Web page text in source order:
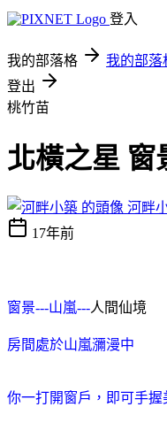
登入
我的部落格 我的部落
登出
桃竹苗
北橫之星 窗
河畔
17年前
窗景---山嵐---人間仙境
房間處於山嵐瀰漫中
你一打開窗戶，即可手握